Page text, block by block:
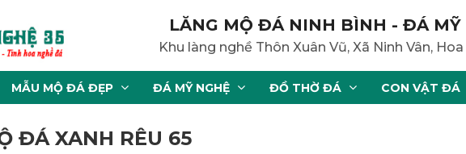
LĂNG MỘ ĐÁ NINH BÌNH - ĐÁ MỸ
Khu làng nghề Thôn Xuân Vũ, Xã Ninh Vân,
MẪU MỘ ĐÁ ĐẸP ĐÁ MỸ NGHỆ ĐỒ THỜ ĐÁ CON VẬT ĐÁ
ĐÁ XANH RÊU 65